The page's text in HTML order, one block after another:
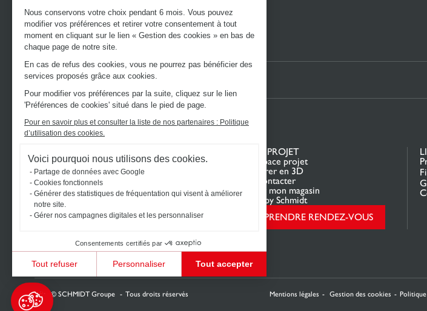
Nous conservons votre choix pendant 6 mois. Vous pouvez
modifier vos préférences et retirer votre consentement à tout
moment en cliquant sur le lien « Gestion des cookies » en bas de
chaque page de notre site.
En cas de refus des cookies, vous ne pourrez pas bénéficier des
services proposés grâce aux cookies.
Pour modifier vos préférences par la suite, cliquez sur le lien
'Préférences de cookies' situé dans le pied de page.
Pour en savoir plus et consulter la liste de nos partenaires : Politique
d’utilisation des cookies.
Voici pourquoi nous utilisons des cookies.
Partage de données avec Google
Cookies fonctionnels
Générer des statistiques de fréquentation qui visent à améliorer
notre site.
Gérer nos campagnes digitales et les personnaliser
Consentements certifiés par
Tout refuser Personnaliser Tout accepter
Axeptio consent
Notre plateforme vous permet d'adapter et de gérer vos paramètres de confidentialité, en garantissant la conformité avec les réglementations.
Nos autres sites :VOTRE BOUTIQUE EN LIGNE
Cuisines sur mesure
Dressings sur mesure
Meubles et rangements sur mesure
Salles de bain sur mesure
Schmidt pour les pros
VOTRE PROJET
Mon espace projet
Configurer en 3D
Nous contacter
Trouver mon magasin
Le club by Schmidt
PRENDRE RENDEZ-VOUS
2026 © SCHMIDT Groupe Tous droits réservés Mentions légales Gestion des cookies